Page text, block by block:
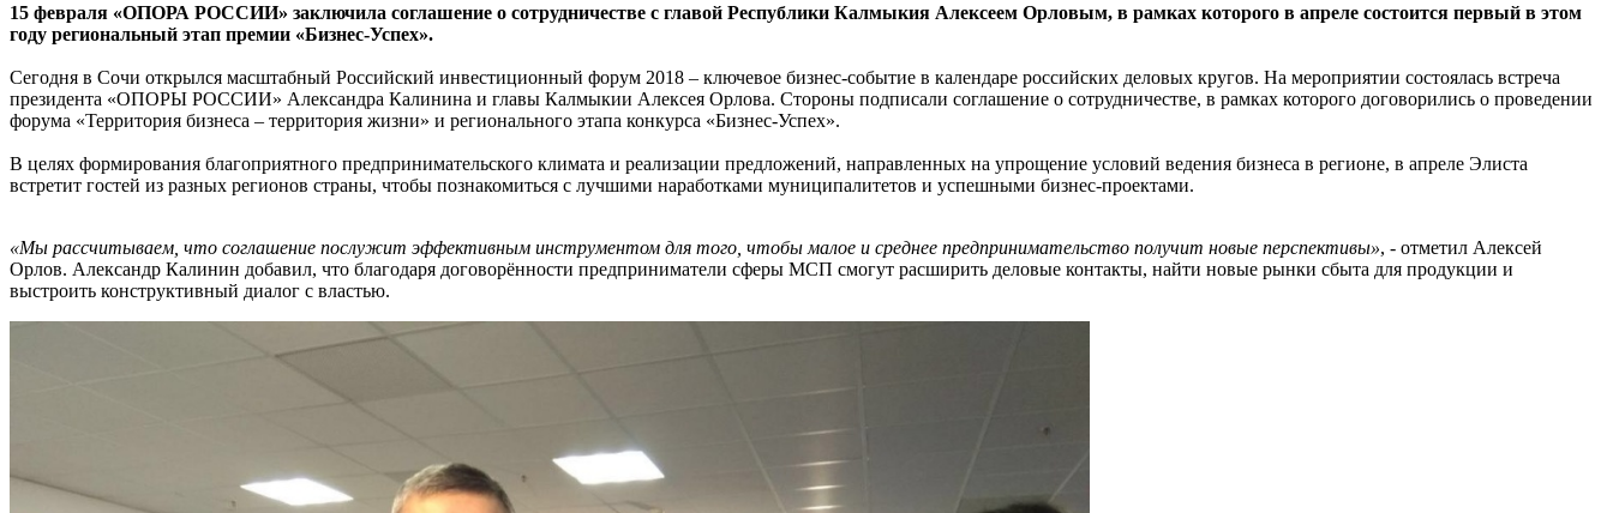
15 февраля «ОПОРА РОССИИ» заключила соглашение о сотрудничестве с главой Республики Калмыкия Алексеем Орловым, в рамках которого в апреле состоится первый в этом
году региональный этап премии «Бизнес-Успех».
Сегодня в Сочи открылся масштабный Российский инвестиционный форум 2018 – ключевое бизнес-событие в календаре российских деловых кругов. На мероприятии состоялась встреча
президента «ОПОРЫ РОССИИ» Александра Калинина и главы Калмыкии Алексея Орлова. Стороны подписали соглашение о сотрудничестве, в рамках которого договорились о проведении
форума «Территория бизнеса – территория жизни» и регионального этапа конкурса «Бизнес-Успех».
В целях формирования благоприятного предпринимательского климата и реализации предложений, направленных на упрощение условий ведения бизнеса в регионе, в апреле Элиста
встретит гостей из разных регионов страны, чтобы познакомиться с лучшими наработками муниципалитетов и успешными бизнес-проектами.
«Мы рассчитываем, что соглашение послужит эффективным инструментом для того, чтобы малое и среднее предпринимательство получит новые перспективы», - отметил Алексей
Орлов. Александр Калинин добавил, что благодаря договорённости предприниматели сферы МСП смогут расширить деловые контакты, найти новые рынки сбыта для продукции и
выстроить конструктивный диалог с властью.